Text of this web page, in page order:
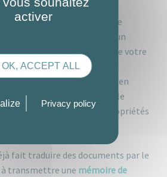
pour le traducteur de
, c’est-à-dire un
répertorie les termes clés de votre
plus important si le
degré de technicité élevé : en
jargon de votre domaine, le
et le risque d’impropriétés
fait traduire des documents par le
à transmettre une mémoire de
activer
ACCEPT ALL
Privacy policy